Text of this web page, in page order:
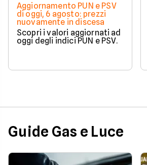
Aggiornamento PUN e PSV
di oggi, 6 agosto: prezzi
nuovamente in discesa
Scopri i valori aggiornati ad
oggi degli indici PUN e PSV.
Guide Gas e Luce